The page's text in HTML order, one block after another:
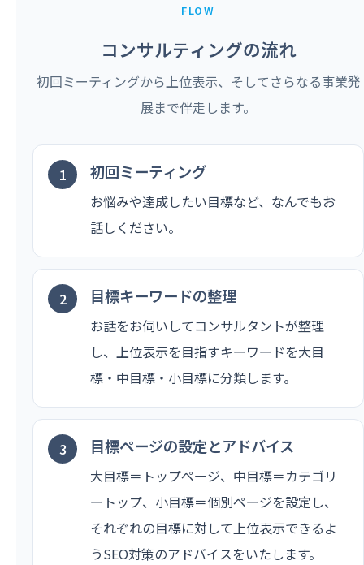
FLOW
コンサルティングの流れ
初回ミーティングから上位表示、そしてさらなる事業発
展まで伴走します。
初回ミーティング
お悩みや達成したい目標など、なんでもお
話しください。
目標キーワードの整理
お話をお伺いしてコンサルタントが整理
し、上位表示を目指すキーワードを大目
標・中目標・小目標に分類します。
目標ページの設定とアドバイス
大目標＝トップページ、中目標＝カテゴリ
ートップ、小目標＝個別ページを設定し、
それぞれの目標に対して上位表示できるよ
うSEO対策のアドバイスをいたします。